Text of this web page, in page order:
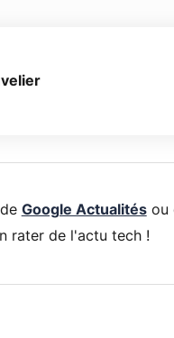
Google Actualitésou
rater de l'actu tech !